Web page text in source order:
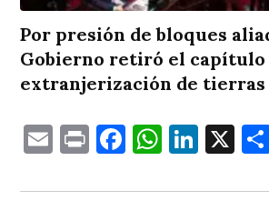
Por presión de bloques
Gobierno retiró el capítulo
extranjerización de tierras
EmailPrintFacebook
X